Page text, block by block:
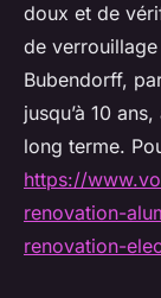
doux et de
de
Bubendorff,
jusqu’à 10
long terme.
https://
renovation-
renovation-